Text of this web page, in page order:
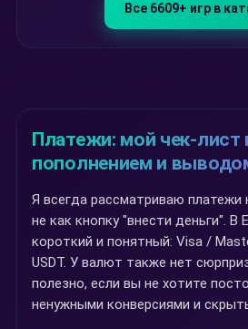
Все 6609+ игр в
Платежи: мой чек-лист
пополнением и
Я всегда рассматриваю платежи
не как кнопку "внести деньги". В
короткий и понятный: Visa /
USDT. У валют также нет
полезно, если вы не хотите
ненужными конверсиями и